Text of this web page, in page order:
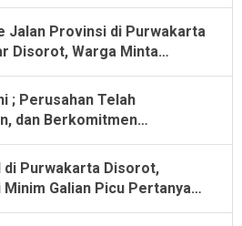
Jalan Provinsi di Purwakarta
Disorot, Warga Minta
; Perusahan Telah
dan Berkomitmen
di Purwakarta Disorot,
Galian Picu Pertanyaan